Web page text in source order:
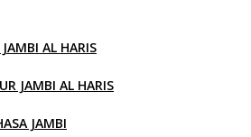
AL HARIS
JAMBI AL HARIS
JAMBI